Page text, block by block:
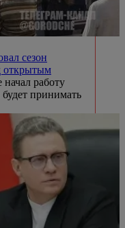
сезон
открытым
работу
принимать